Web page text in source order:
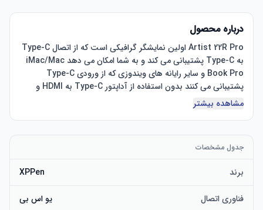
درباره محصول
XP-Pen Artist 22R Pro با بکارگیری جدیدترین نوآوری و فناوری،
مکان نما دقیق تر حتی در چهار گوشه طراحی کنید تا تجربه طراحی
مشاهده بیشتر
جدول مشخصات
برند XPPen
فناوری اتصال یو اس بی